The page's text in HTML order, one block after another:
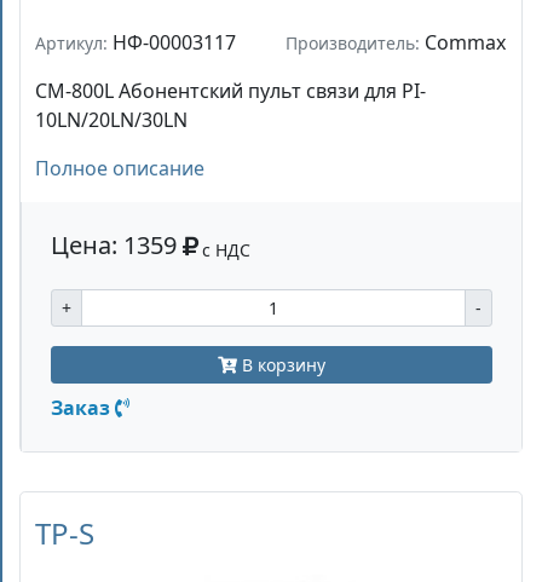
Артикул: НФ-00003117 Производитель: Commax
CM-800L Абонентский пульт связи для PI-
10LN/20LN/30LN
Полное описание
Цена: 1359 с НДС
+ -
В корзину
Заказ
TP-S